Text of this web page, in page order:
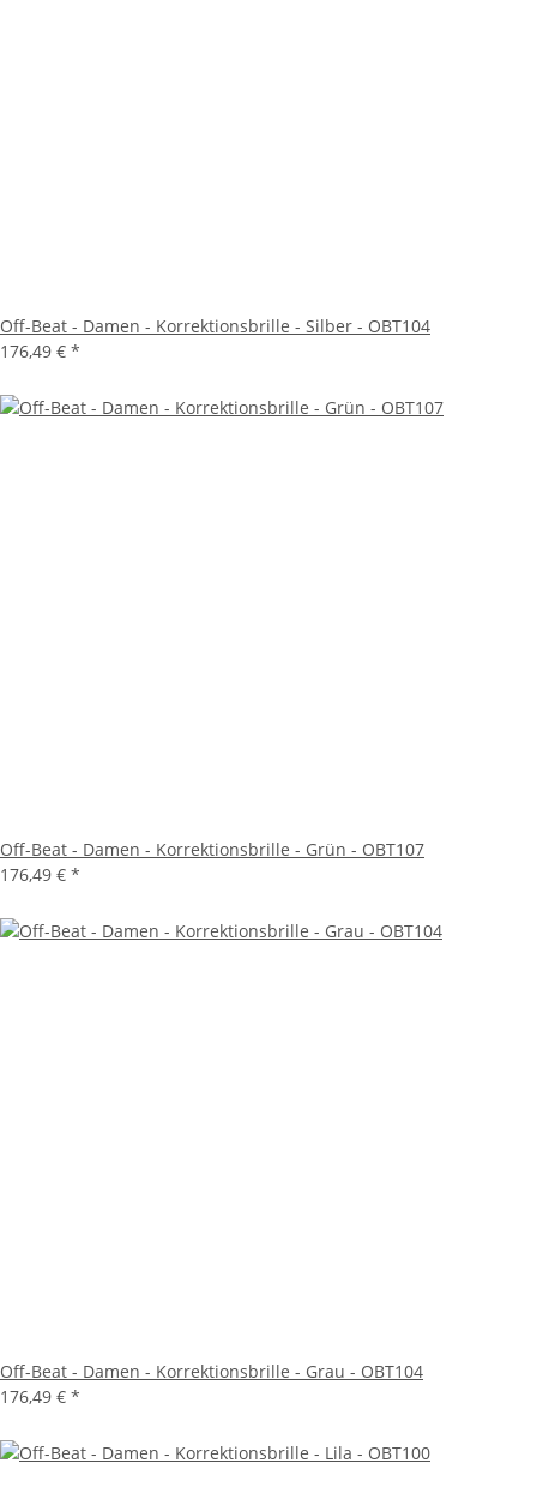
Off-Beat - Damen - Korrektionsbrille - Silber - OBT104
176,49 € *
Off-Beat - Damen - Korrektionsbrille - Grün - OBT107
176,49 € *
Off-Beat - Damen - Korrektionsbrille - Grau - OBT104
176,49 € *